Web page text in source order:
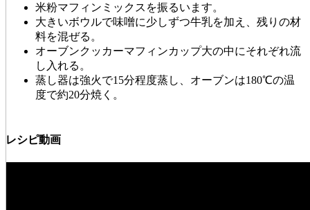
米粉マフィンミックスを振るいます。
大きいボウルで味噌に少しずつ牛乳を加え、残りの材
料を混ぜる。
オーブンクッカーマフィンカップ大の中にそれぞれ流
し入れる。
蒸し器は強火で15分程度蒸し、オーブンは180℃の温
度で約20分焼く。
レシピ動画